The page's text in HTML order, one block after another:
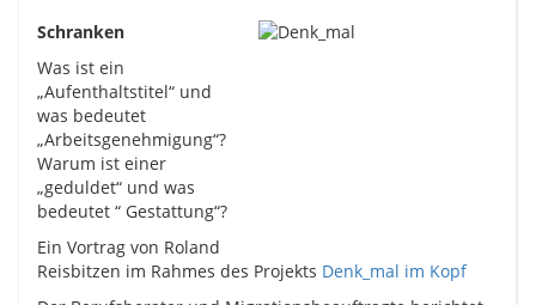
Schranken
Was ist ein
„Aufenthaltstitel“ und
was bedeutet
„Arbeitsgenehmigung“?
Warum ist einer
„geduldet“ und was
bedeutet “ Gestattung“?
Ein Vortrag von Roland
Reisbitzen im Rahmes des Projekts Denk_mal im Kopf